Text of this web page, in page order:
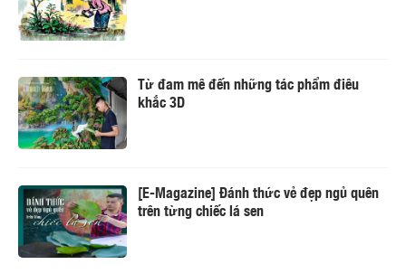
Từ đam mê đến những tác phẩm điêu
khắc 3D
[E-Magazine] Đánh thức vẻ đẹp ngủ quên
trên từng chiếc lá sen